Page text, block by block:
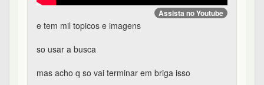
Assista no Youtube
e tem mil topicos e imagens
so usar a busca
mas acho q so vai terminar em briga isso